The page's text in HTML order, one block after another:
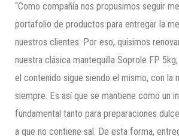
“Como compañía nos propusimos seguir
portafolio de productos para entregar la
nuestros clientes. Por eso, quisimos
nuestra clásica mantequilla Soprole FP
el contenido sigue siendo el mismo, con la
siempre. Es así que se mantiene como un
fundamental tanto para preparaciones
a que no contiene sal. De esta forma,